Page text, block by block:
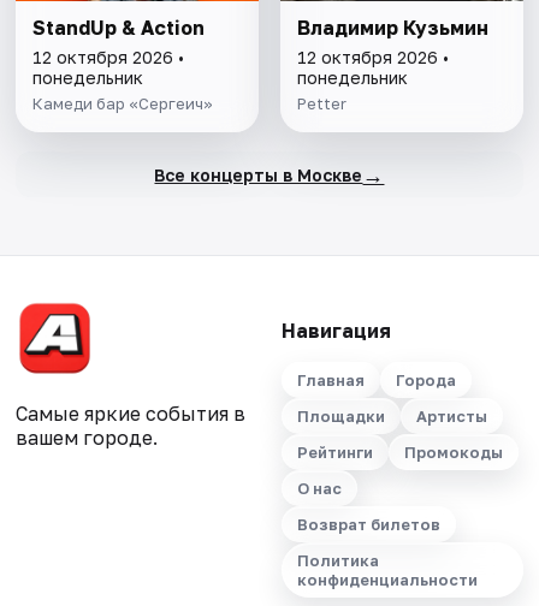
StandUp & Action
12 октября 2026 •
понедельник
Камеди бар «Сергеич»
Владимир Кузьмин
12 октября 2026 •
понедельник
Petter
Все концерты в Москве →
Самые яркие события в
вашем городе.
Навигация
Главная
Города
Площадки
Артисты
Рейтинги
Промокоды
О нас
Возврат билетов
Политика
конфиденциальности